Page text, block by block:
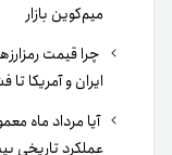
میم‌کوین بازار
ایران و آمریکا تا
آیا مرداد ماه
عملکرد تاریخی